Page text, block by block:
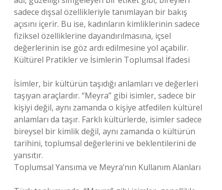
sadece dışsal özellikleriyle tanımlayan bir bakış
açısını içerir. Bu ise, kadınların kimliklerinin sadece
fiziksel özelliklerine dayandırılmasına, içsel
değerlerinin ise göz ardı edilmesine yol açabilir.
Kültürel Pratikler ve İsimlerin Toplumsal İfadesi
İsimler, bir kültürün taşıdığı anlamları ve değerleri
taşıyan araçlardır. “Meyra” gibi isimler, sadece bir
kişiyi değil, aynı zamanda o kişiye atfedilen kültürel
anlamları da taşır. Farklı kültürlerde, isimler sadece
bireysel bir kimlik değil, aynı zamanda o kültürün
tarihini, toplumsal değerlerini ve beklentilerini de
yansıtır.
Toplumsal Yansıma ve Meyra’nın Kullanım Alanları